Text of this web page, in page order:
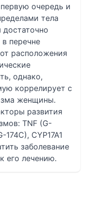
очередь и
тела
достаточно
перечне
расположения
однако,
коррелирует с
женщины.
развития
TNF (G-
CYP17A1
заболевание
его лечению.